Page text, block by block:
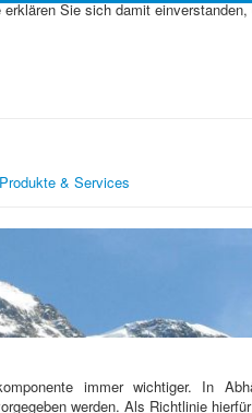
Produkte & Services
immer wichtiger. In
werden. Als Richtlinie
Sie sich damit